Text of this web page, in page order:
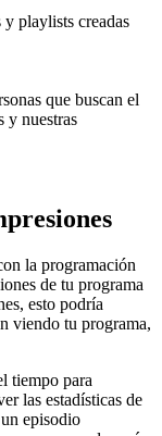
y playlists creadas
que buscan el
y nuestras
la programación
de tu programa
esto podría
viendo tu programa,
tiempo para
las estadísticas de
episodio